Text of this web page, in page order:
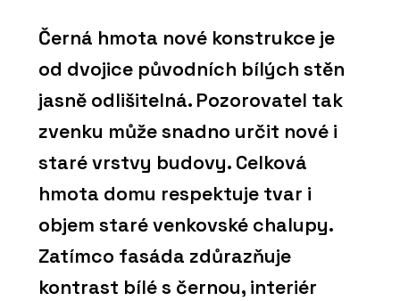
Černá hmota nové konstrukce je
od dvojice původních bílých stěn
jasně odlišitelná. Pozorovatel tak
zvenku může snadno určit nové i
staré vrstvy budovy. Celková
hmota domu respektuje tvar i
objem staré venkovské chalupy.
Zatímco fasáda zdůrazňuje
kontrast bílé s černou, interiér